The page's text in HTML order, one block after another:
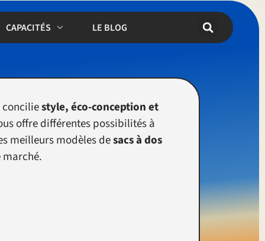
CAPACITÉS LE BLOG
conciliestyle, éco-conception et
offre différentes possibilités à
meilleurs modèles desacs à dos
marché.